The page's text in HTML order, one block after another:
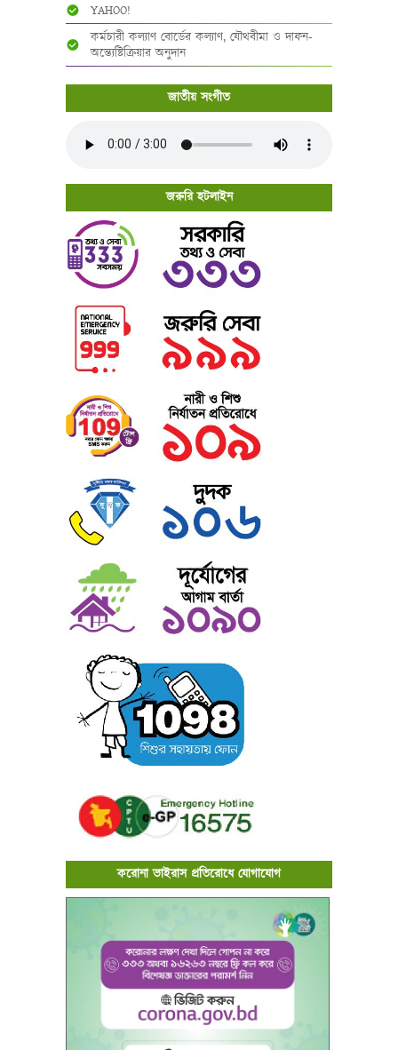
YAHOO!
কর্মচারী কল্যাণ বোর্ডের কল্যাণ, যৌথবীমা ও দাফন-
অন্ত্যেষ্টিক্রিয়ার অনুদান
জাতীয় সংগীত
জরুরি হটলাইন
করোনা ভাইরাস প্রতিরোধে যোগাযোগ